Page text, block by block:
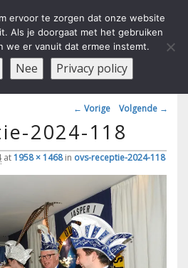
Der Ouwe
Menu
Afbeeldingsnavigatie
← Vorige Volgende →
2024-118
at1958 × 1468in ovs-receptie-2024-118
ervoor te zorgen dat onze website
Als je doorgaat met het gebruiken
we er vanuit dat ermee instemt.
Nee Privacy policy